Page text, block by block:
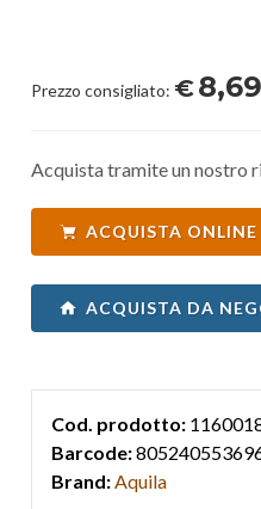
Prezzo consigliato: €8,69
Acquista tramite un nostro
ACQUISTA
ACQUISTA DA
Cod. prodotto:
Barcode:
Brand:Aquila